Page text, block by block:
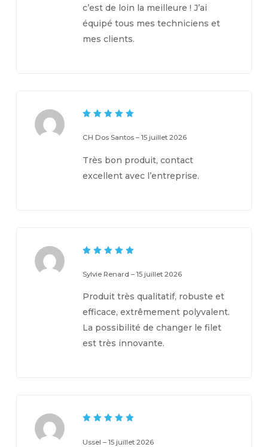
c’est de loin la meilleure ! J’ai
équipé tous mes techniciens et
mes clients.
CH Dos Santos – 15 juillet 2026
Très bon produit, contact
excellent avec l’entreprise.
Sylvie Renard – 15 juillet 2026
Produit très qualitatif, robuste et
efficace, extrêmement polyvalent.
La possibilité de changer le filet
est très innovante.
Ussel – 15 juillet 2026